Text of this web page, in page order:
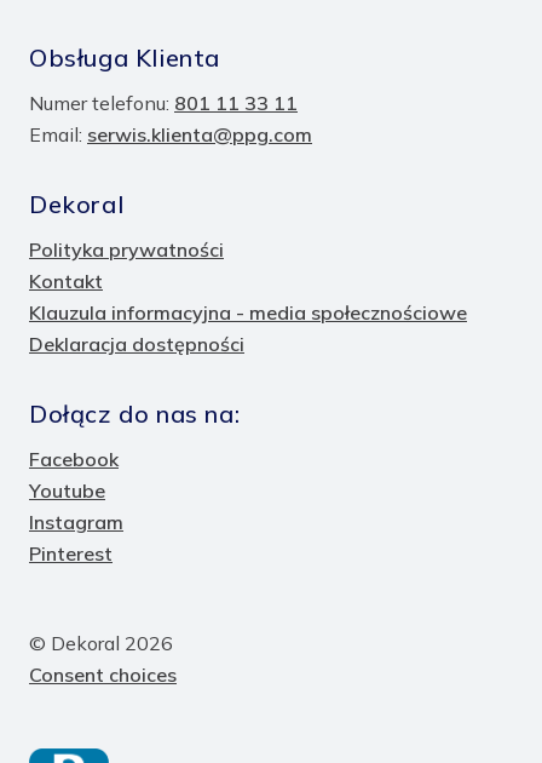
Obsługa Klienta
Numer telefonu: 801 11 33 11
Email: serwis.klienta@ppg.com
Dekoral
Polityka prywatności
Kontakt
Klauzula informacyjna - media społecznościowe
Deklaracja dostępności
Dołącz do nas na:
Facebook
Youtube
Instagram
Pinterest
© Dekoral 2026
Consent choices